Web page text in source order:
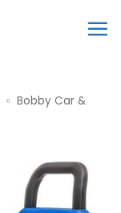
» Bobby Car &